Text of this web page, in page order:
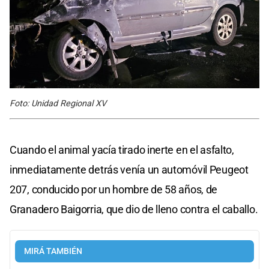
Foto: Unidad Regional XV
Cuando el animal yacía tirado inerte en el asfalto,
inmediatamente detrás venía un automóvil Peugeot
207, conducido por un hombre de 58 años, de
Granadero Baigorria, que dio de lleno contra el caballo.
MIRÁ TAMBIÉN